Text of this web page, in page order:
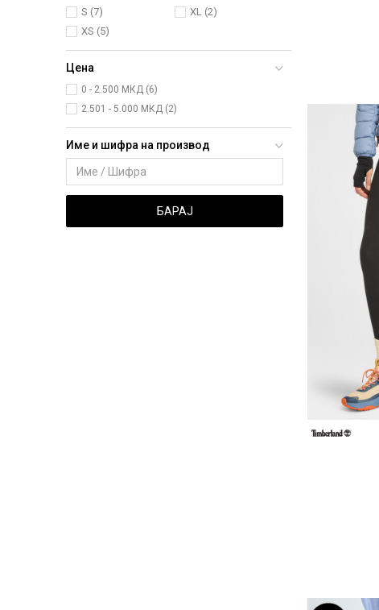
S (7) XL (2)
XS (5)
Цена
0 - 2.500 МКД (6)
2.501 - 5.000 МКД (2)
Име и шифра на производ
БАРАЈ